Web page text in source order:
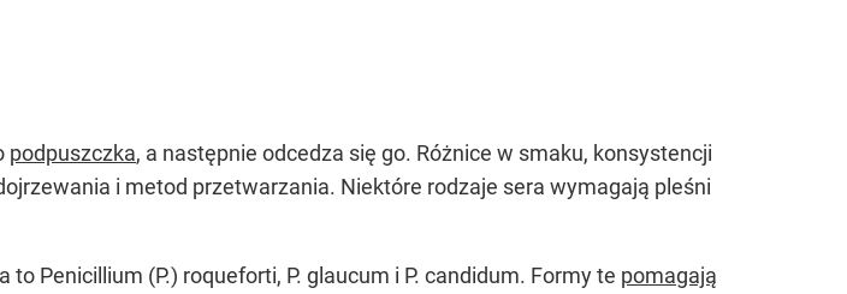
podpuszczka, a następnie odcedza się go. Różnice w smaku, konsystencji
i metod przetwarzania. Niektóre rodzaje sera wymagają pleśni
Penicillium (P.) roqueforti, P. glaucum i P. candidum. Formy te pomagają